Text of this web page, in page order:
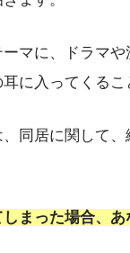
マに、ドラマ
に入ってくるこ
同居に関して
まった場合、